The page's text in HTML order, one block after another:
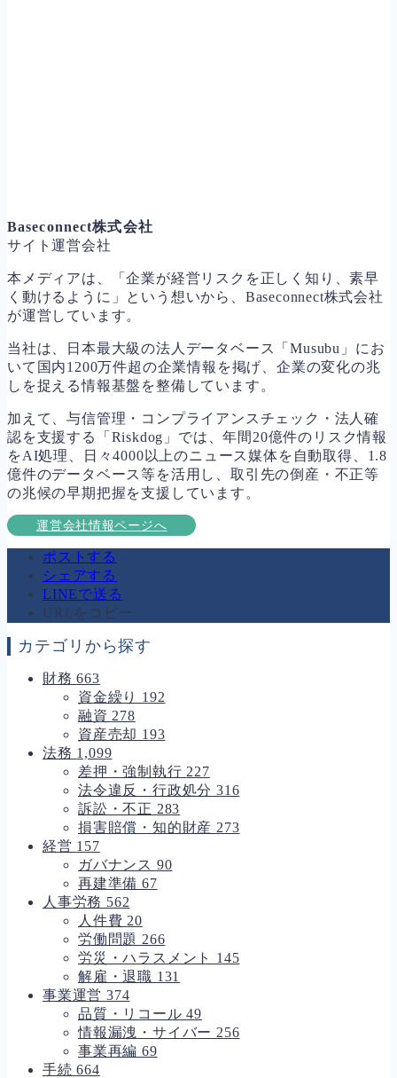
Baseconnect株式会社
サイト運営会社
本メディアは、「企業が経営リスクを正しく知り、素早
く動けるように」という想いから、Baseconnect株式会社
が運営しています。
当社は、日本最大級の法人データベース「Musubu」にお
いて国内1200万件超の企業情報を掲げ、企業の変化の兆
しを捉える情報基盤を整備しています。
加えて、与信管理・コンプライアンスチェック・法人確
認を支援する「Riskdog」では、年間20億件のリスク情報
をAI処理、日々4000以上のニュース媒体を自動取得、1.8
億件のデータベース等を活用し、取引先の倒産・不正等
の兆候の早期把握を支援しています。
運営会社情報ページへ
ポストする
シェアする
LINEで送る
URLをコピー
カテゴリから探す
財務663
資金繰り 192
融資 278
資産売却 193
法務 1,099
差押・強制執行 227
法令違反・行政処分316
訴訟・不正 283
損害賠償・知的財産 273
経営 157
ガバナンス 90
再建準備 67
人事労務 562
人件費 20
労働問題 266
労災・ハラスメント 145
解雇・退職 131
事業運営 374
品質・リコール49
情報漏洩・サイバー 256
事業再編 69
手続664